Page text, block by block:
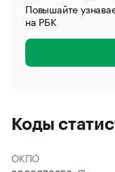
Повышайте
на РБК
Коды
ОКПО